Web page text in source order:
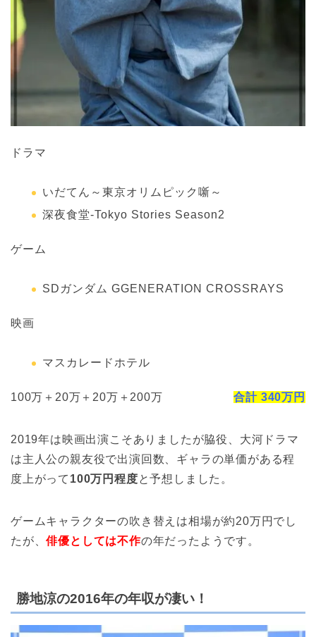
ドラマ
いだてん～東京オリムピック噺～
深夜食堂-Tokyo Stories Season2
ゲーム
SDガンダム GGENERATION CROSSRAYS
映画
マスカレードホテル
100万＋20万＋20万＋200万合計 340万円
2019年は映画出演こそありましたが脇役、大河ドラマ
は主人公の親友役で出演回数、ギャラの単価がある程
度上がって 100万円程度と予想しました。
ゲームキャラクターの吹き替えは相場が約20万円でし
たが、俳優としては不作の年だったようです。
勝地涼の2016年の年収が凄い！